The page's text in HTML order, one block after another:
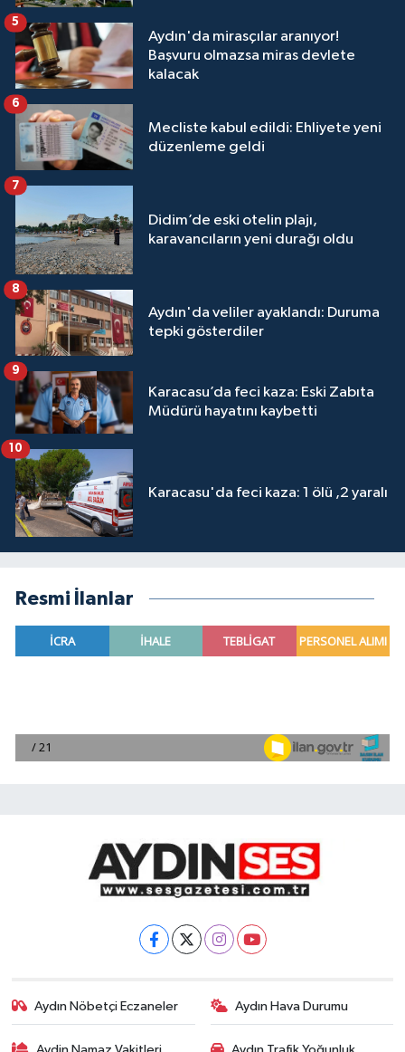
Aydın'da mirasçılar aranıyor!
Başvuru olmazsa miras devlete
kalacak
5
Mecliste kabul edildi: Ehliyete yeni
düzenleme geldi
6
Didim’de eski otelin plajı,
karavancıların yeni durağı oldu
7
Aydın'da veliler ayaklandı: Duruma
tepki gösterdiler
8
Karacasu’da feci kaza: Eski Zabıta
Müdürü hayatını kaybetti
9
Karacasu'da feci kaza: 1 ölü ,2 yaralı
10
Resmi İlanlar
Aydın Nöbetçi Eczaneler Aydın Hava Durumu